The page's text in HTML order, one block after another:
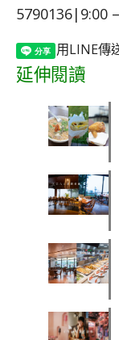
5790136|9:00
用LINE傳
延伸閱讀